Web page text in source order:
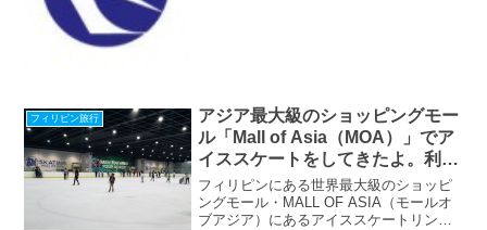
フィリピン旅行
アジア最大級のショッピングモー
ル「Mall of Asia（MOA）」でア
イススケートをしてきたよ。利用
方法を徹底解説
フィリピンにある世界最大級のショッピ
ングモール・MALL OF ASIA（モールオ
ブアジア）にあるアイススケートリンク